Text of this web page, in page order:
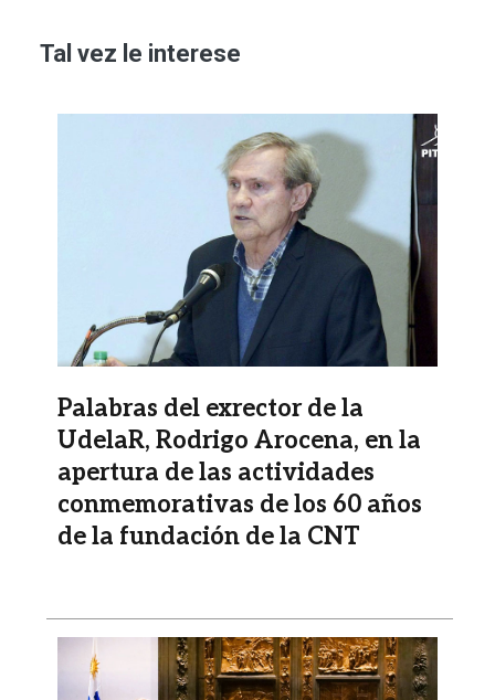
Tal vez le interese
Palabras del exrector de la
UdelaR, Rodrigo Arocena, en la
apertura de las actividades
conmemorativas de los 60 años
de la fundación de la CNT
Imagen